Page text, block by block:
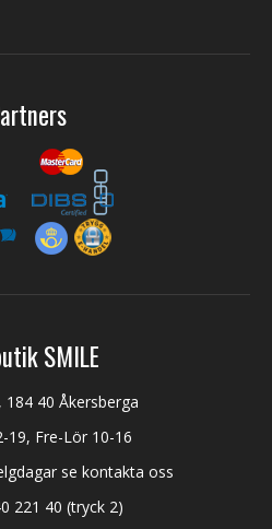
SMILE
184 40 Åkersberga
19, Fre-Lör 10-16
se kontakta oss
221 40 (tryck 2)